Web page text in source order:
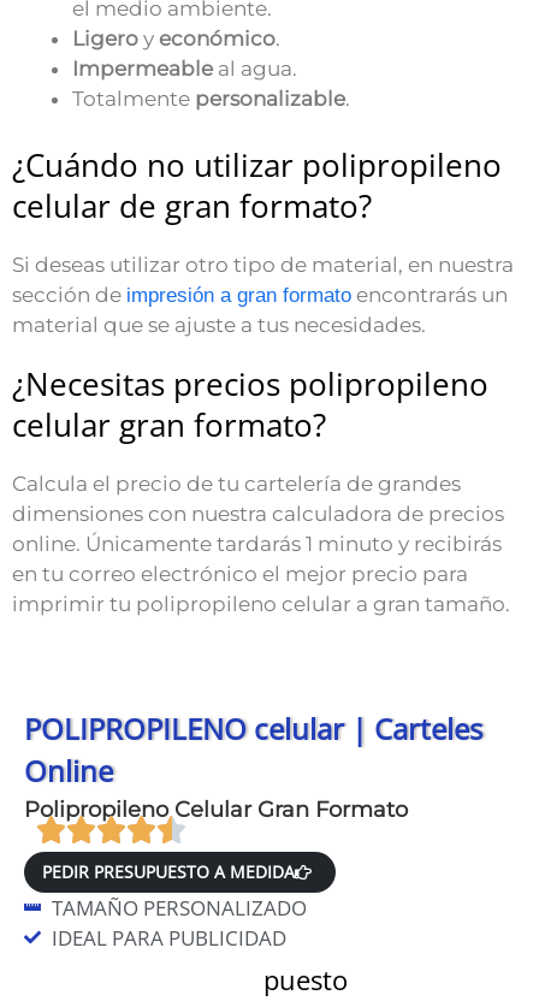
el medio ambiente.
Ligeroyeconómico.
Impermeable al agua.
Totalmente personalizable.
¿Cuándo no utilizar polipropileno
celular de gran formato?
Si deseas utilizar otro tipo de material, en nuestra
sección de impresión a gran formato encontrarás un
material que se ajuste a tus necesidades.
¿Necesitas precios polipropileno
celular gran formato?
Calcula el precio de tu cartelería de grandes
dimensiones con nuestra calculadora de precios
online. Únicamente tardarás 1 minuto y recibirás
en tu correo electrónico el mejor precio para
imprimir tu polipropileno celular a gran tamaño.
POLIPROPILENO celular | Carteles
Online
Polipropileno Celular Gran Formato
PEDIR PRESUPUESTO A MEDIDA
TAMAÑO PERSONALIZADO
IDEAL PARA PUBLICIDAD
Datos para el presupuesto